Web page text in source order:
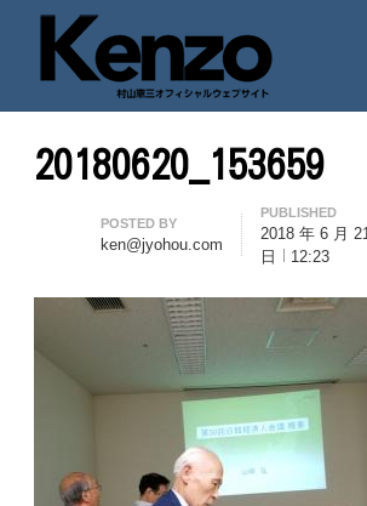
七転八起 – 村山憲三
村山憲三ウェブサイト
20180620_153659
Author
POSTED BY
ken@jyohou.com
PUBLISHED
2018 年 6 月 21
日
12:23